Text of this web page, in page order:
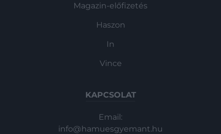
Magazin-előfizetés
Haszon
In
Vince
KAPCSOLAT
Email:
info@hamuesgyemant.hu